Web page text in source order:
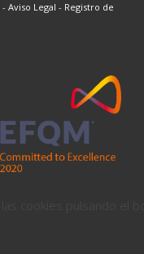
- Aviso Legal - Registro de